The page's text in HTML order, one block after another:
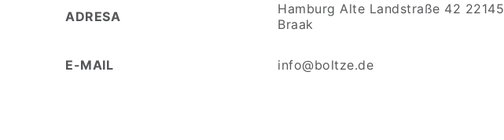
ADRESA
Hamburg Alte Landstraße 42 22145
Braak
E-MAIL info@boltze.de